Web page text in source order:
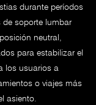
durante períodos
soporte lumbar
neutral,
para estabilizar el
los usuarios a
o viajes más
asiento.